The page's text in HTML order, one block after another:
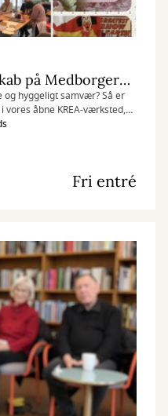
KREA - Kreativt fællesskab på Medborgercentret
hyggeligt samvær? Så er
åbne KREA-værksted,
Nordens Plads.
Fri entré